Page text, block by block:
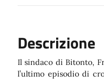
Descrizione
Il sindaco di Bitonto,
l’ultimo episodio di